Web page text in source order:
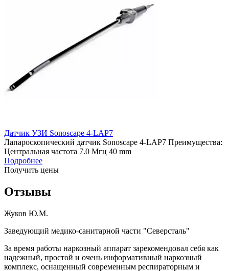
Датчик УЗИ Sonoscape 4-LAP7
Лапароскопический датчик Sonoscape 4-LAP7 Преимущества:
Центральная частота 7.0 Мгц 40 mm
Подробнее
Получить цены
Отзывы
Жуков Ю.М.
Заведующий медико-санитарной части "Северсталь"
За время работы наркозный аппарат зарекомендовал себя как
надежный, простой и очень информативный наркозный
комплекс, оснащенный современным респираторным и